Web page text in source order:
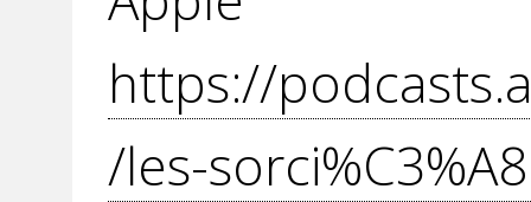
https://
/les-